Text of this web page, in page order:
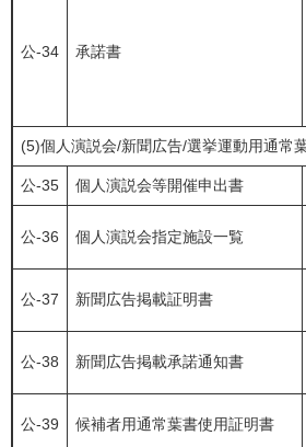
公-34 承諾書
(5)個人演説会/新聞広告/選挙運動用通常
公-35 個人演説会等開催申出書
公-36 個人演説会指定施設一覧
公-37 新聞広告掲載証明書
公-38 新聞広告掲載承諾通知書
公-39 候補者用通常葉書使用証明書